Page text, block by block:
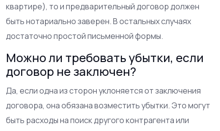
квартире), то и предварительный договор должен
быть нотариально заверен. В остальных случаях
достаточно простой письменной формы.
Можно ли требовать убытки, если
договор не заключен?
Да, если одна из сторон уклоняется от заключения
договора, она обязана возместить убытки. Это могут
быть расходы на поиск другого контрагента или